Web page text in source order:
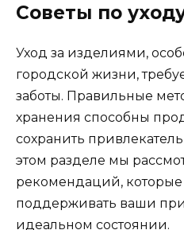
Советы по
Уход за изделиями,
городской жизни,
заботы. Правильные
хранения способны
сохранить
этом разделе мы
рекомендаций, которые
поддерживать ваши
идеальном состоянии.